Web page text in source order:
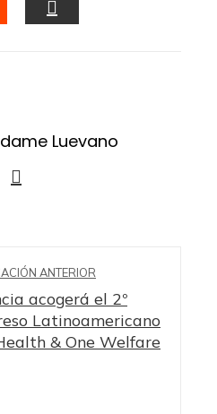
Luevano
ANTERIOR
acogerá el 2º
Latinoamericano
& One Welfare